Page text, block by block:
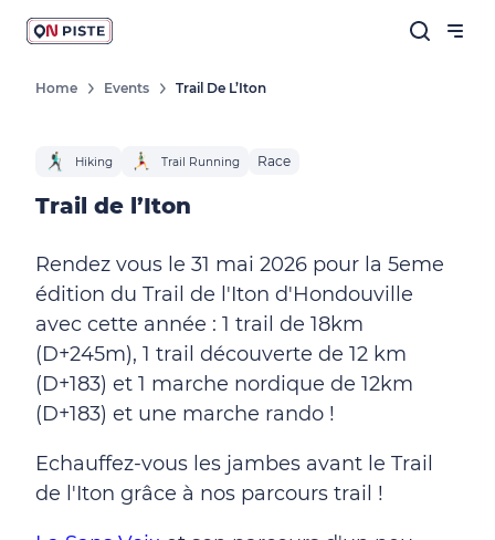
Home Events Trail De L’Iton
Hiking Trail Running Race
Trail de l’Iton
Rendez vous le 31 mai 2026 pour la 5eme
édition du Trail de l'Iton d'Hondouville
avec cette année : 1 trail de 18km
(D+245m), 1 trail découverte de 12 km
(D+183) et 1 marche nordique de 12km
(D+183) et une marche rando !
Echauffez-vous les jambes avant le Trail
de l'Iton grâce à nos parcours trail !